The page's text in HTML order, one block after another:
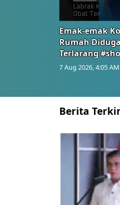
Emak-emak
Rumah
Terlarang
7 Aug 2026, 4:05 AM
Berita